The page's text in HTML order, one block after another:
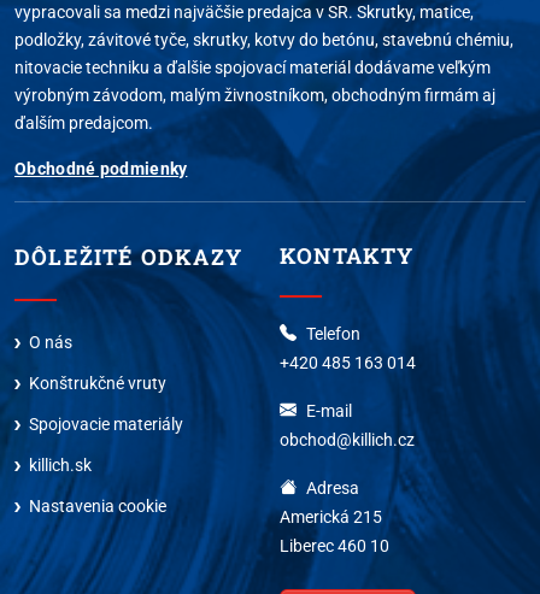
vypracovali sa medzi najväčšie predajca v SR. Skrutky, matice,
podložky, závitové tyče, skrutky, kotvy do betónu, stavebnú chémiu,
nitovacie techniku a ďalšie spojovací materiál dodávame veľkým
výrobným závodom, malým živnostníkom, obchodným firmám aj
ďalším predajcom.
Obchodné podmienky
DÔLEŽITÉ ODKAZY
O nás
Konštrukčné vruty
Spojovacie materiály
killich.sk
Nastavenia cookie
KONTAKTY
Telefon
+420 485 163 014
E-mail
obchod@killich.cz
Adresa
Americká 215
Liberec 460 10